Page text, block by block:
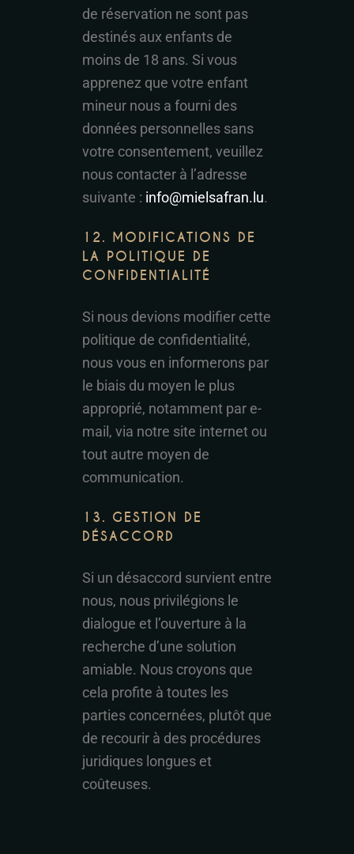
de réservation ne sont pas
destinés aux enfants de
moins de 18 ans. Si vous
apprenez que votre enfant
mineur nous a fourni des
données personnelles sans
votre consentement, veuillez
nous contacter à l’adresse
suivante : info@mielsafran.lu.
12. MODIFICATIONS DE
LA POLITIQUE DE
CONFIDENTIALITÉ
Si nous devions modifier cette
politique de confidentialité,
nous vous en informerons par
le biais du moyen le plus
approprié, notamment par e-
mail, via notre site internet ou
tout autre moyen de
communication.
13. GESTION DE
DÉSACCORD
Si un désaccord survient entre
nous, nous privilégions le
dialogue et l’ouverture à la
recherche d’une solution
amiable. Nous croyons que
cela profite à toutes les
parties concernées, plutôt que
de recourir à des procédures
juridiques longues et
coûteuses.